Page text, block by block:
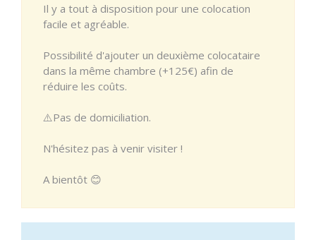
Il y a tout à disposition pour une colocation
facile et agréable.
Possibilité d'ajouter un deuxième colocataire
dans la même chambre (+125€) afin de
réduire les coûts.
⚠️Pas de domiciliation.
N'hésitez pas à venir visiter !
A bientôt 😊